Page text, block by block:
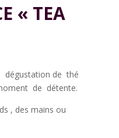
« TEA
dégustation de thé
de détente.
, des mains ou